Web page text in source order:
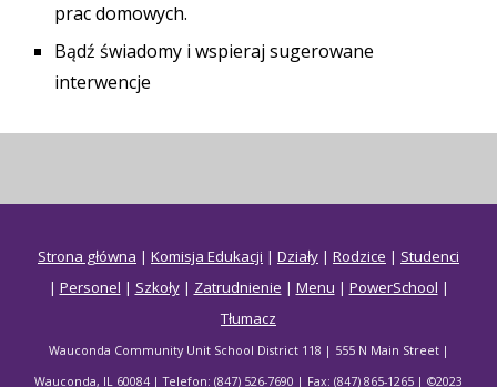
prac domowych.
Bądź świadomy i wspieraj sugerowane
interwencje
Strona główna | Komisja Edukacji | Działy | Rodzice | Studenci
| Personel | Szkoły| Zatrudnienie | Menu | PowerSchool |
Tłumacz
Wauconda Community Unit School District 118 | 555 N Main Street |
Wauconda, IL 60084 | Telefon: (847) 526-7690 | Fax: (847) 865-1265 | ©2023